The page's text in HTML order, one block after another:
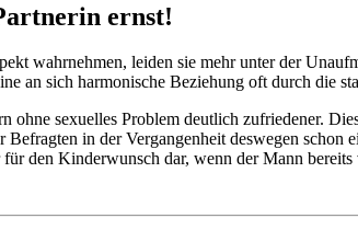
ernst!
wahrnehmen, leiden sie mehr unter der
an sich harmonische Beziehung oft durch die
sexuelles Problem deutlich zufriedener.
in der Vergangenheit deswegen
den Kinderwunsch dar, wenn der Mann